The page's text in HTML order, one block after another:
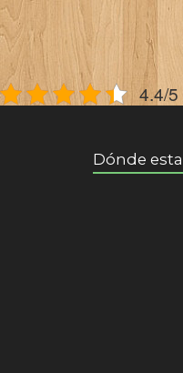
4.4/5
Dónde